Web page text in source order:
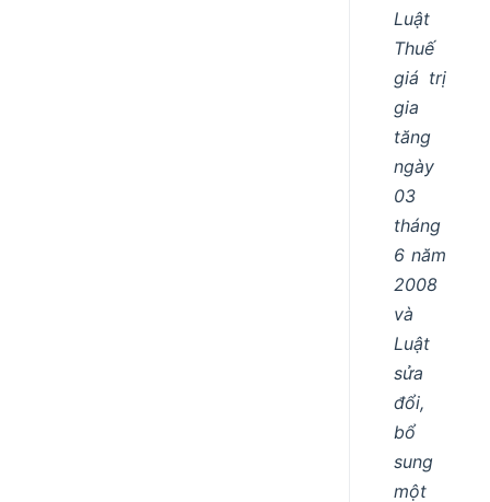
Luật
Thuế
giá trị
gia
tăng
ngày
03
tháng
6 năm
2008
và
Luật
sửa
đổi,
bổ
sung
một